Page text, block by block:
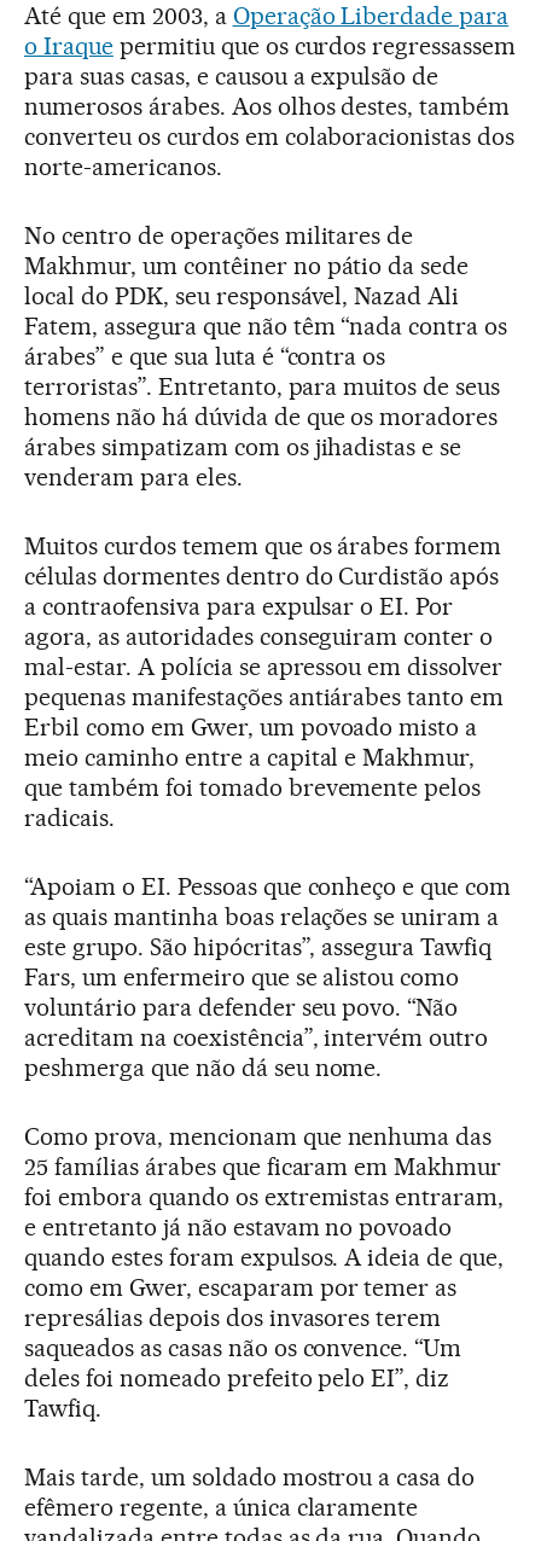
Até que em 2003, a Operação Liberdade para
o Iraquepermitiu que os curdos regressassem
para suas casas, e causou a expulsão de
numerosos árabes. Aos olhos destes, também
converteu os curdos em colaboracionistas dos
norte-americanos.
No centro de operações militares de
Makhmur, um contêiner no pátio da sede
local do PDK, seu responsável, Nazad Ali
Fatem, assegura que não têm “nada contra os
árabes” e que sua luta é “contra os
terroristas”. Entretanto, para muitos de seus
homens não há dúvida de que os moradores
árabes simpatizam com os jihadistas e se
venderam para eles.
Muitos curdos temem que os árabes formem
células dormentes dentro do Curdistão após
a contraofensiva para expulsar o EI. Por
agora, as autoridades conseguiram conter o
mal-estar. A polícia se apressou em dissolver
pequenas manifestações antiárabes tanto em
Erbil como em Gwer, um povoado misto a
meio caminho entre a capital e Makhmur,
que também foi tomado brevemente pelos
radicais.
“Apoiam o EI. Pessoas que conheço e que com
as quais mantinha boas relações se uniram a
este grupo. São hipócritas”, assegura Tawfiq
Fars, um enfermeiro que se alistou como
voluntário para defender seu povo. “Não
acreditam na coexistência”, intervém outro
peshmerga que não dá seu nome.
Como prova, mencionam que nenhuma das
25 famílias árabes que ficaram em Makhmur
foi embora quando os extremistas entraram,
e entretanto já não estavam no povoado
quando estes foram expulsos. A ideia de que,
como em Gwer, escaparam por temer as
represálias depois dos invasores terem
saqueados as casas não os convence. “Um
deles foi nomeado prefeito pelo EI”, diz
Tawfiq.
Mais tarde, um soldado mostrou a casa do
efêmero regente, a única claramente